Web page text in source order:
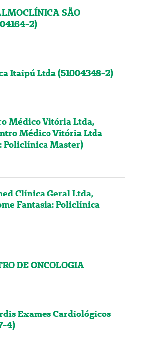
SÃO
2)
Itaipú Ltda (51004348-2)
Médico Vitória Ltda,
Médico Vitória Ltda
Policlínica Master)
Clínica Geral Ltda,
Fantasia: Policlínica
DE ONCOLOGIA
Exames Cardiológicos
4)